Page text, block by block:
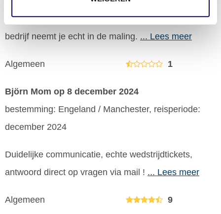
advies zou zijn om ergens anders te boeken, dit
bedrijf neemt je echt in de maling. ... Lees meer
Algemeen 1
Björn Mom op 8 december 2024
bestemming: Engeland / Manchester, reisperiode:
december 2024
Duidelijke communicatie, echte wedstrijdtickets,
antwoord direct op vragen via mail ! ... Lees meer
Algemeen 9